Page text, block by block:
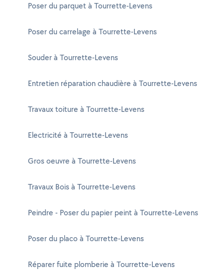
Poser du parquet à Tourrette-Levens
Poser du carrelage à Tourrette-Levens
Souder à Tourrette-Levens
Entretien réparation chaudière à Tourrette-Levens
Travaux toiture à Tourrette-Levens
Electricité à Tourrette-Levens
Gros oeuvre à Tourrette-Levens
Travaux Bois à Tourrette-Levens
Peindre - Poser du papier peint à Tourrette-Levens
Poser du placo à Tourrette-Levens
Réparer fuite plomberie à Tourrette-Levens